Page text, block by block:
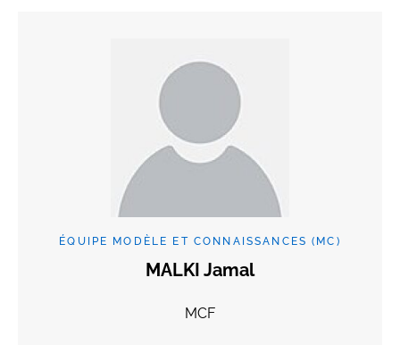
ÉQUIPE MODÈLE ET CONNAISSANCES (MC)
MALKI Jamal
MCF